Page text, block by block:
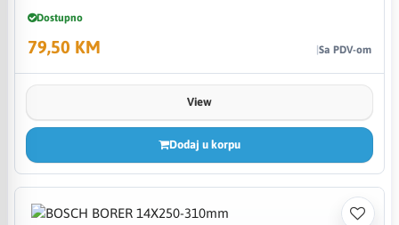
Dostupno
79,50 KM Sa PDV-om
View
Dodaj u korpu